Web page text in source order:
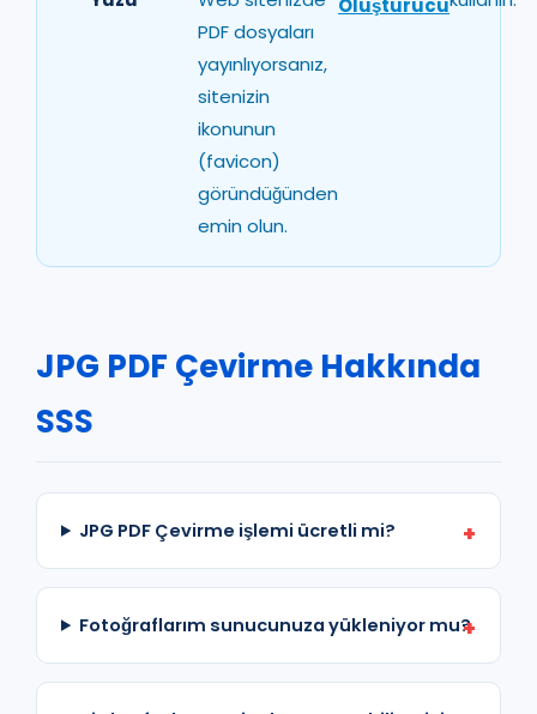
PDF dosyaları
yayınlıyorsanız,
sitenizin
ikonunun
(favicon)
göründüğünden
emin olun.
Oluşturucu
JPG PDF Çevirme Hakkında
SSS
JPG PDF Çevirme işlemi ücretli mi?
Fotoğraflarım sunucunuza yükleniyor mu?